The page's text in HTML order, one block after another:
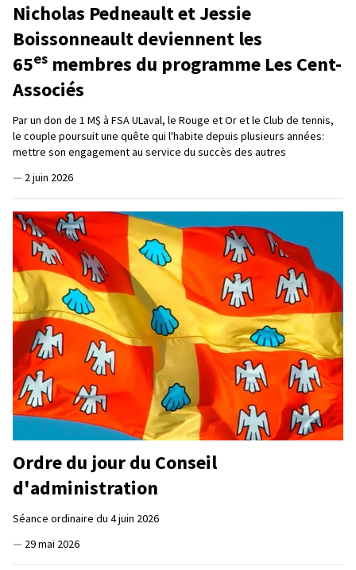
Nicholas Pedneault et Jessie
Boissonneault deviennent les
65es membres du programme Les Cent-
Associés
Par un don de 1 M$ à FSA ULaval, le Rouge et Or et le Club de tennis,
le couple poursuit une quête qui l'habite depuis plusieurs années:
mettre son engagement au service du succès des autres
— 2 juin 2026
Ordre du jour du Conseil
d'administration
Séance ordinaire du 4 juin 2026
— 29 mai 2026